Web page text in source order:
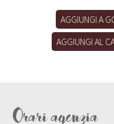
AGGIUNGI A
AGGIUNGI AL
Orari agenzia